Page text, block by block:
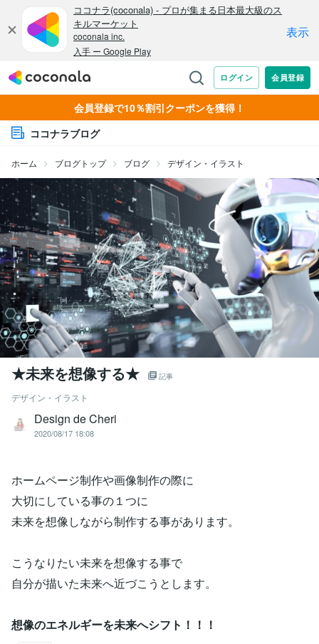
会員登録で10％割引クーポンを獲得！
ココナラブログ
ホーム ブログトップ ブログ デザイン・イラスト
★未来を想像する★ 記事
デザイン・イラスト
Design de Cheri
2020/08/17 18:08
ホームページ制作や画像制作の際に
大切にしている事の１つに
未来を想像しながら制作する事があります。
こうなりたい未来を想像する事で
自分が描いた未来へ近づこうとします。
想像のエネルギーを未来へシフト！！！